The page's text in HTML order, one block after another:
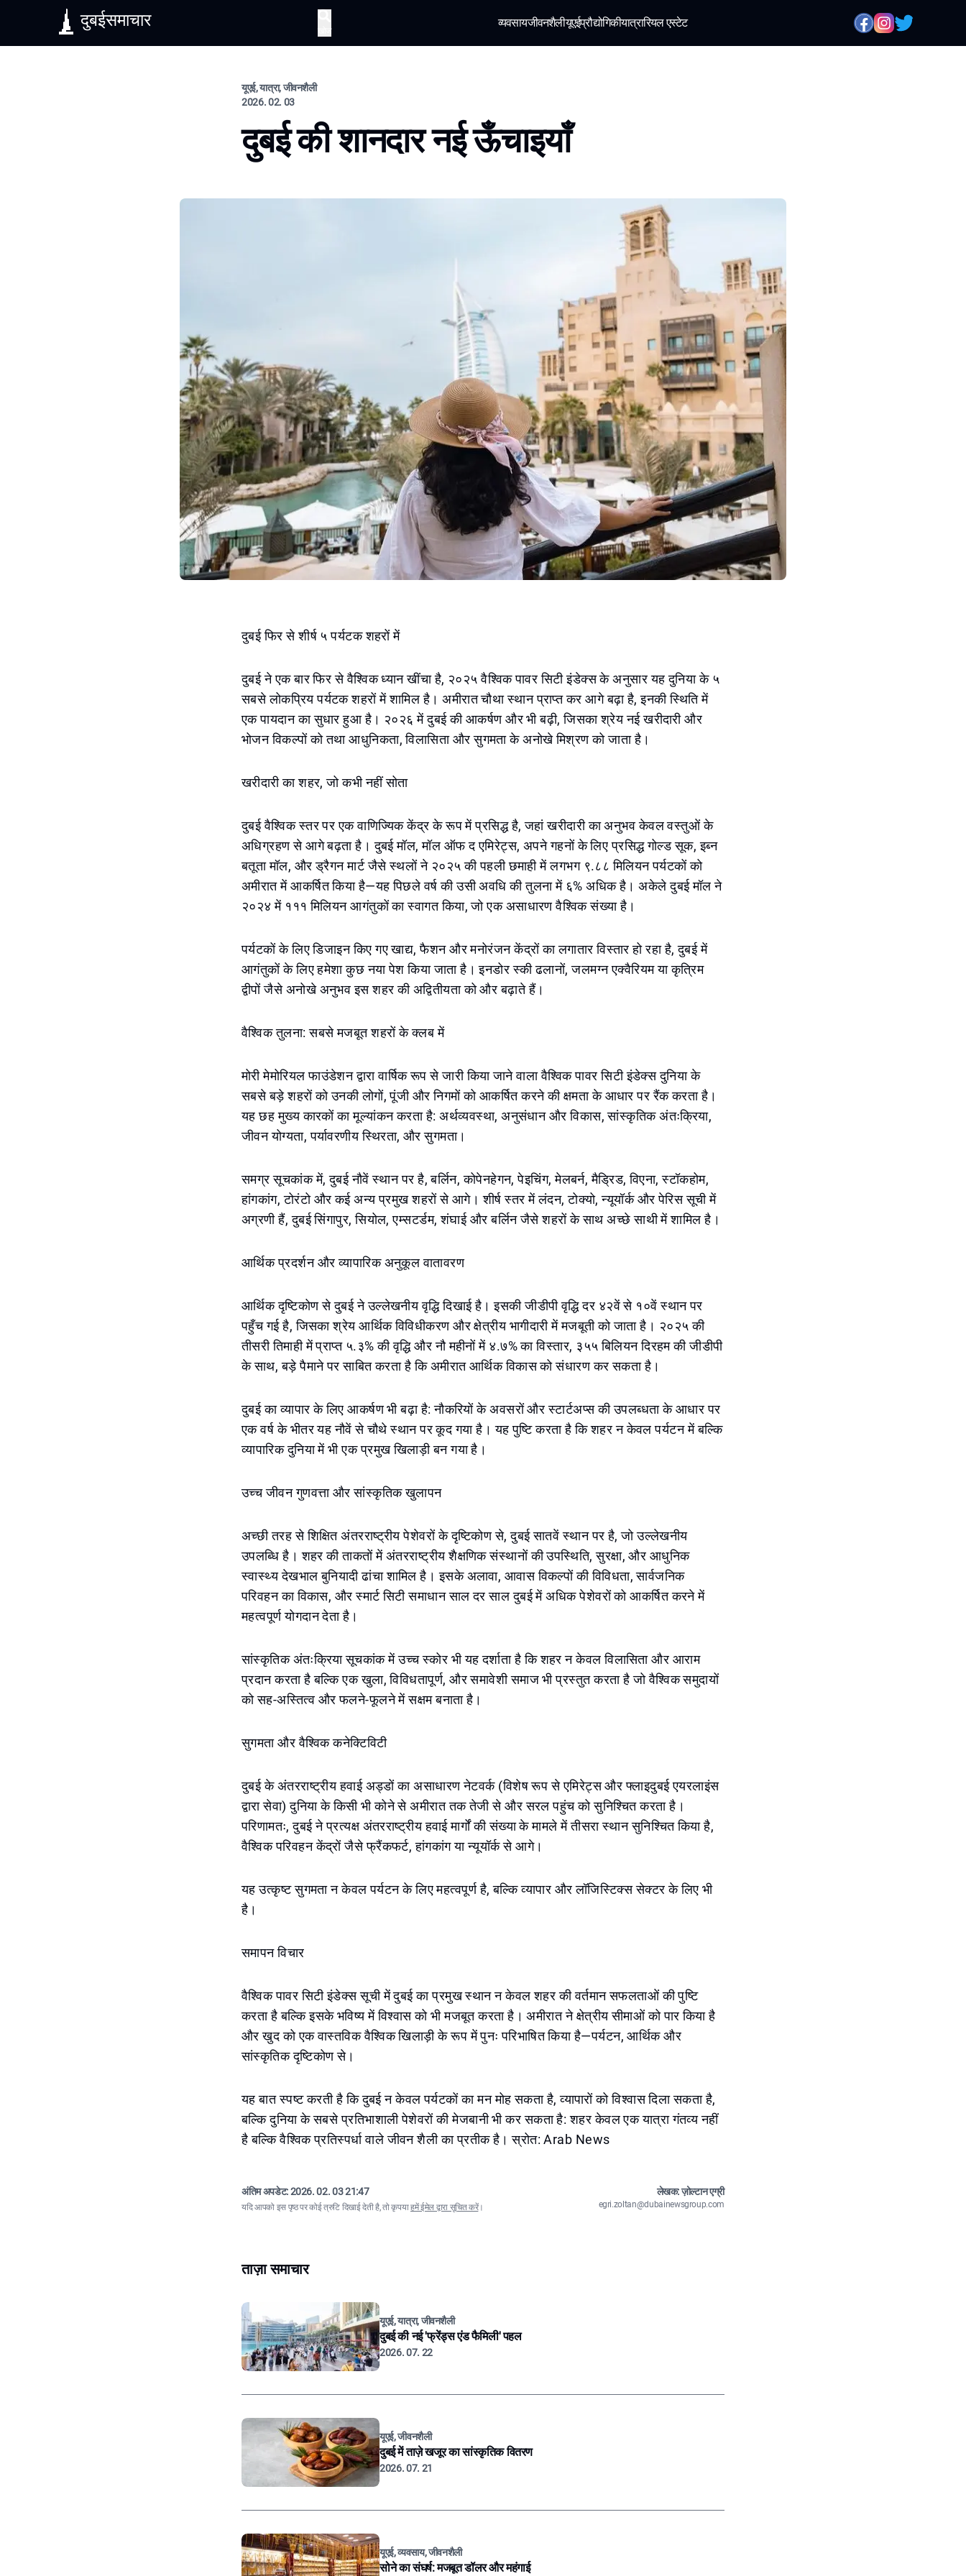
दुबईसमाचार व्यवसायजीवनशैलीयूएईप्रौद्योगिकीयात्रारियल एस्टेट
यूएई, यात्रा, जीवनशैली
2026. 02. 03
दुबई की शानदार नई ऊँचाइयाँ
दुबई फिर से शीर्ष ५ पर्यटक शहरों में
दुबई ने एक बार फिर से वैश्विक ध्यान खींचा है, २०२५ वैश्विक पावर सिटी इंडेक्स के अनुसार यह दुनिया के ५
सबसे लोकप्रिय पर्यटक शहरों में शामिल है। अमीरात चौथा स्थान प्राप्त कर आगे बढ़ा है, इनकी स्थिति में
एक पायदान का सुधार हुआ है। २०२६ में दुबई की आकर्षण और भी बढ़ी, जिसका श्रेय नई खरीदारी और
भोजन विकल्पों को तथा आधुनिकता, विलासिता और सुगमता के अनोखे मिश्रण को जाता है।
खरीदारी का शहर, जो कभी नहीं सोता
दुबई वैश्विक स्तर पर एक वाणिज्यिक केंद्र के रूप में प्रसिद्ध है, जहां खरीदारी का अनुभव केवल वस्तुओं के
अधिग्रहण से आगे बढ़ता है। दुबई मॉल, मॉल ऑफ द एमिरेट्स, अपने गहनों के लिए प्रसिद्ध गोल्ड सूक, इब्न
बतूता मॉल, और ड्रैगन मार्ट जैसे स्थलों ने २०२५ की पहली छमाही में लगभग ९.८८ मिलियन पर्यटकों को
अमीरात में आकर्षित किया है—यह पिछले वर्ष की उसी अवधि की तुलना में ६% अधिक है। अकेले दुबई मॉल ने
२०२४ में १११ मिलियन आगंतुकों का स्वागत किया, जो एक असाधारण वैश्विक संख्या है।
पर्यटकों के लिए डिजाइन किए गए खाद्य, फैशन और मनोरंजन केंद्रों का लगातार विस्तार हो रहा है, दुबई में
आगंतुकों के लिए हमेशा कुछ नया पेश किया जाता है। इनडोर स्की ढलानों, जलमग्न एक्वैरियम या कृत्रिम
द्वीपों जैसे अनोखे अनुभव इस शहर की अद्वितीयता को और बढ़ाते हैं।
वैश्विक तुलना: सबसे मजबूत शहरों के क्लब में
मोरी मेमोरियल फाउंडेशन द्वारा वार्षिक रूप से जारी किया जाने वाला वैश्विक पावर सिटी इंडेक्स दुनिया के
सबसे बड़े शहरों को उनकी लोगों, पूंजी और निगमों को आकर्षित करने की क्षमता के आधार पर रैंक करता है।
यह छह मुख्य कारकों का मूल्यांकन करता है: अर्थव्यवस्था, अनुसंधान और विकास, सांस्कृतिक अंतःक्रिया,
जीवन योग्यता, पर्यावरणीय स्थिरता, और सुगमता।
समग्र सूचकांक में, दुबई नौवें स्थान पर है, बर्लिन, कोपेनहेगन, पेइचिंग, मेलबर्न, मैड्रिड, विएना, स्टॉकहोम,
हांगकांग, टोरंटो और कई अन्य प्रमुख शहरों से आगे। शीर्ष स्तर में लंदन, टोक्यो, न्यूयॉर्क और पेरिस सूची में
अग्रणी हैं, दुबई सिंगापुर, सियोल, एम्सटर्डम, शंघाई और बर्लिन जैसे शहरों के साथ अच्छे साथी में शामिल है।
आर्थिक प्रदर्शन और व्यापारिक अनुकूल वातावरण
आर्थिक दृष्टिकोण से दुबई ने उल्लेखनीय वृद्धि दिखाई है। इसकी जीडीपी वृद्धि दर ४२वें से १०वें स्थान पर
पहुँच गई है, जिसका श्रेय आर्थिक विविधीकरण और क्षेत्रीय भागीदारी में मजबूती को जाता है। २०२५ की
तीसरी तिमाही में प्राप्त ५.३% की वृद्धि और नौ महीनों में ४.७% का विस्तार, ३५५ बिलियन दिरहम की जीडीपी
के साथ, बड़े पैमाने पर साबित करता है कि अमीरात आर्थिक विकास को संधारण कर सकता है।
दुबई का व्यापार के लिए आकर्षण भी बढ़ा है: नौकरियों के अवसरों और स्टार्टअप्स की उपलब्धता के आधार पर
एक वर्ष के भीतर यह नौवें से चौथे स्थान पर कूद गया है। यह पुष्टि करता है कि शहर न केवल पर्यटन में बल्कि
व्यापारिक दुनिया में भी एक प्रमुख खिलाड़ी बन गया है।
उच्च जीवन गुणवत्ता और सांस्कृतिक खुलापन
अच्छी तरह से शिक्षित अंतरराष्ट्रीय पेशेवरों के दृष्टिकोण से, दुबई सातवें स्थान पर है, जो उल्लेखनीय
उपलब्धि है। शहर की ताकतों में अंतरराष्ट्रीय शैक्षणिक संस्थानों की उपस्थिति, सुरक्षा, और आधुनिक
स्वास्थ्य देखभाल बुनियादी ढांचा शामिल है। इसके अलावा, आवास विकल्पों की विविधता, सार्वजनिक
परिवहन का विकास, और स्मार्ट सिटी समाधान साल दर साल दुबई में अधिक पेशेवरों को आकर्षित करने में
महत्वपूर्ण योगदान देता है।
सांस्कृतिक अंतःक्रिया सूचकांक में उच्च स्कोर भी यह दर्शाता है कि शहर न केवल विलासिता और आराम
प्रदान करता है बल्कि एक खुला, विविधतापूर्ण, और समावेशी समाज भी प्रस्तुत करता है जो वैश्विक समुदायों
को सह-अस्तित्व और फलने-फूलने में सक्षम बनाता है।
सुगमता और वैश्विक कनेक्टिविटी
दुबई के अंतरराष्ट्रीय हवाई अड्डों का असाधारण नेटवर्क (विशेष रूप से एमिरेट्स और फ्लाइदुबई एयरलाइंस
द्वारा सेवा) दुनिया के किसी भी कोने से अमीरात तक तेजी से और सरल पहुंच को सुनिश्चित करता है।
परिणामतः, दुबई ने प्रत्यक्ष अंतरराष्ट्रीय हवाई मार्गों की संख्या के मामले में तीसरा स्थान सुनिश्चित किया है,
वैश्विक परिवहन केंद्रों जैसे फ्रैंकफर्ट, हांगकांग या न्यूयॉर्क से आगे।
यह उत्कृष्ट सुगमता न केवल पर्यटन के लिए महत्वपूर्ण है, बल्कि व्यापार और लॉजिस्टिक्स सेक्टर के लिए भी
है।
समापन विचार
वैश्विक पावर सिटी इंडेक्स सूची में दुबई का प्रमुख स्थान न केवल शहर की वर्तमान सफलताओं की पुष्टि
करता है बल्कि इसके भविष्य में विश्वास को भी मजबूत करता है। अमीरात ने क्षेत्रीय सीमाओं को पार किया है
और खुद को एक वास्तविक वैश्विक खिलाड़ी के रूप में पुनः परिभाषित किया है—पर्यटन, आर्थिक और
सांस्कृतिक दृष्टिकोण से।
यह बात स्पष्ट करती है कि दुबई न केवल पर्यटकों का मन मोह सकता है, व्यापारों को विश्वास दिला सकता है,
बल्कि दुनिया के सबसे प्रतिभाशाली पेशेवरों की मेजबानी भी कर सकता है: शहर केवल एक यात्रा गंतव्य नहीं
है बल्कि वैश्विक प्रतिस्पर्धा वाले जीवन शैली का प्रतीक है। स्रोत: Arab News
अंतिम अपडेट:2026. 02. 03 21:47
यदि आपको इस पृष्ठ पर कोई त्रुटि दिखाई देती है, तो कृपयाहमें ईमेल द्वारा सूचित करें।
लेखक: ज़ोल्टान एग्री
egri.zoltan@dubainewsgroup.com
ताज़ा समाचार
यूएई, यात्रा, जीवनशैली
दुबई की नई 'फ्रेंड्स एंड फैमिली' पहल
2026. 07. 22
यूएई, जीवनशैली
दुबई में ताज़े खजूर का सांस्कृतिक वितरण
2026. 07. 21
यूएई, व्यवसाय, जीवनशैली
सोने का संघर्ष: मजबूत डॉलर और महंगाई